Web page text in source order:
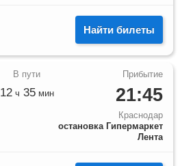
Найти билеты
21:45
Краснодар
остановка Гипермаркет
Лента
12ч 35мин